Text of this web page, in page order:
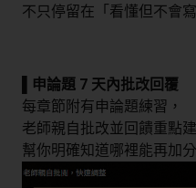
不只停留在「看懂但不會
▌申論題 7 天內批改回覆
每章節附有申論題練習，
老師親自批改並回饋重點建
幫你明確知道哪裡能再加分